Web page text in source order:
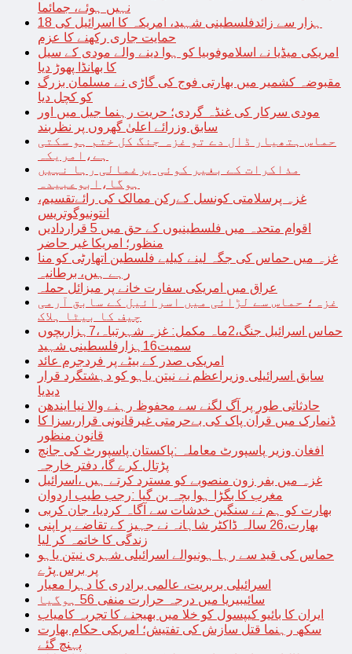
نہیں ہوئے، جمائما
18 ہزار سے زائدفلسطینی شہید، امریکہ کا اسرائیل کی
حمایت جاری رکھنے کا عزم
امریکی میڈیا نے اسلاموفوبیا کو ہوا دینے والے مودی کے سیل
کا بھانڈا پھوڑ دیا
مقبوضہ کشمیر میں بھارتی فوج کی گاڑی نے مسلمان بزرگ
کو کچل دیا
مودی سرکار کی غنڈہ گردی؛ حریت رہنما جیل میں اور
سابق وزرائے اعلیٰ گھروں پر نظربند
حماس ہتھیار ڈال دے تو غزہ جنگ کل ختم ہو سکتی
ہے،امریکہ
مذاکرات کے بغیر کوئی یرغمالی رہا نہیں
ہوگا،ابوعبیدہ
غزہ پرسلامتی کونسل کےرکن ممالک کی رائےتقسیم،
انتونیوگوتریس
اقوام متحدہ میں فلسطینیوں کے حق میں 5 قراردادیں
منظور؛ امریکا غیر حاضر
غزہ میں حماس کی جگہ لینے کیلیے فلسطین اتھارٹی کو منا
رہے ہیں، برطانیہ
عراق میں امریکی سفارت خانے پر میزائل حملہ
غزہ؛ حماس سے لڑائی میں اسرائیل کے سابق آرمی
چیف کا بیٹا ہلاک
حماس اسرائیل جنگ،2ماہ مکمل: غزہ شہرتباہ،7ہزاربچوں
سمیت16ہزارفلسطینی شہید
امریکی صدر کے بیٹے پر فردجرم عائد
سابق اسرائیلی وزیراعظم نے نیتن یاہو کو دہشتگرد قرار
دیدیا
حادثاتی طور پر آگ لگنے سے محفوظ رہنے والا نیا ایندھن
ڈنمارک میں قرآن پاک کی بےحرمتی غیرقانونی قرار،سزا کا
قانون منظور
افغان وزیر پاسپورٹ معاملہ :پاکستان پاسپورٹ کی جانچ
پڑتال کرے گا، دفتر خارجہ
غزہ میں بفر زون منصوبے کو مسترد کرتے ہیں ،اسرائیل
مغرب کا بگڑا ہوا بچہ بن گیا :رجب طیب اردوان
بھارت کو ہم نے سنگین خدشات سے آگاہ کردیا، جان کربی
بھارت،26 سالہ ڈاکٹر شاہانہ نے جہیز کے تقاضے پر اپنی
زندگی کا خاتمہ کر لیا
حماس کی قید سے رہا ہونیوالے اسرائیلی شہری نیتن یاہو
پر برس پڑے
اسرائیلی بربریت، عالمی برادری کا دہرا معیار
سائیبیریا میں درجہ حرارت منفی 56 ہوگیا
ایران کا بائیو کیپسول کو خلا میں بھیجنے کا تجربہ کامیاب
سکھ رہنما قتل سازش کی تفتیش؛ امریکی حکام بھارت
پہنچ گئے